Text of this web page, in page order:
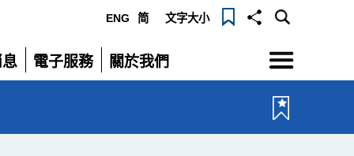
ENG 简 文字大小
電子服務
展
關於我們
展
選
單